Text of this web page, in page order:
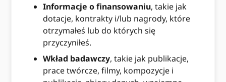
Informacje o finansowaniu, takie jak
dotacje, kontrakty i/lub nagrody, które
otrzymałeś lub do których się
przyczyniłeś.
Wkład badawczy, takie jak publikacje,
prace twórcze, filmy, kompozycje i